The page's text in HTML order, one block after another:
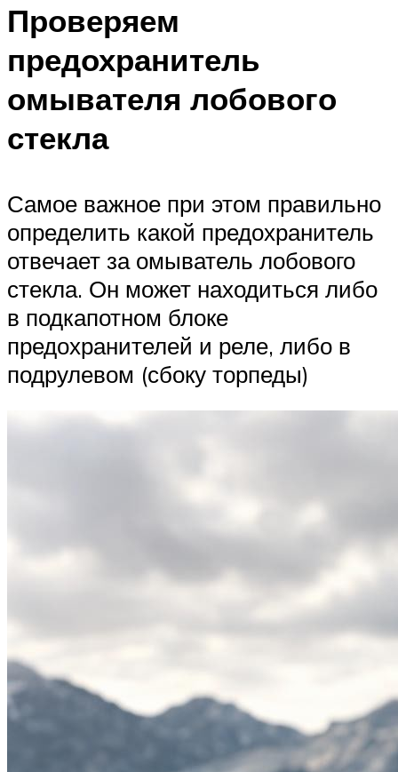
Проверяем
предохранитель
омывателя лобового
стекла
Самое важное при этом правильно
определить какой предохранитель
отвечает за омыватель лобового
стекла. Он может находиться либо
в подкапотном блоке
предохранителей и реле, либо в
подрулевом (сбоку торпеды)